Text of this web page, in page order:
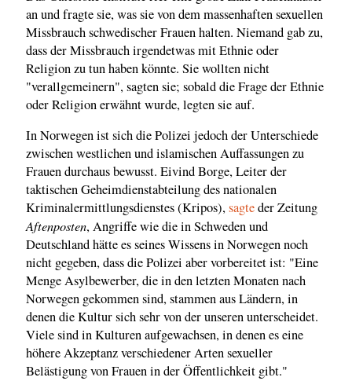
an und fragte sie, was sie von dem massenhaften sexuellen
Missbrauch schwedischer Frauen halten. Niemand gab zu,
dass der Missbrauch irgendetwas mit Ethnie oder
Religion zu tun haben könnte. Sie wollten nicht
"verallgemeinern", sagten sie; sobald die Frage der Ethnie
oder Religion erwähnt wurde, legten sie auf.
In Norwegen ist sich die Polizei jedoch der Unterschiede
zwischen westlichen und islamischen Auffassungen zu
Frauen durchaus bewusst. Eivind Borge, Leiter der
taktischen Geheimdienstabteilung des nationalen
Kriminalermittlungsdienstes (Kripos),sagteder Zeitung
Aftenposten, Angriffe wie die in Schweden und
Deutschland hätte es seines Wissens in Norwegen noch
nicht gegeben, dass die Polizei aber vorbereitet ist: "Eine
Menge Asylbewerber, die in den letzten Monaten nach
Norwegen gekommen sind, stammen aus Ländern, in
denen die Kultur sich sehr von der unseren unterscheidet.
Viele sind in Kulturen aufgewachsen, in denen es eine
höhere Akzeptanz verschiedener Arten sexueller
Belästigung von Frauen in der Öffentlichkeit gibt."